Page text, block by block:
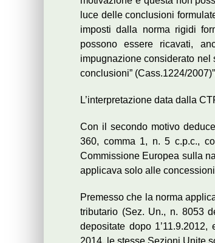
luce delle conclusioni
imposti dalla norma rigidi
possono essere ricavati,
impugnazione considerato nel
conclusioni” (Cass.1224/
L’interpretazione data dalla
Con il secondo motivo
360, comma 1, n. 5 c.p.c.,
Commissione Europea sulla
applicava solo alle
Premesso che la norma
tributario (Sez. Un., n. 8053
depositate dopo